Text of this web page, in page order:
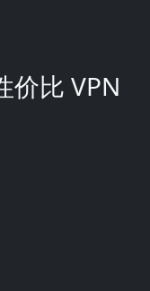
价比 VPN